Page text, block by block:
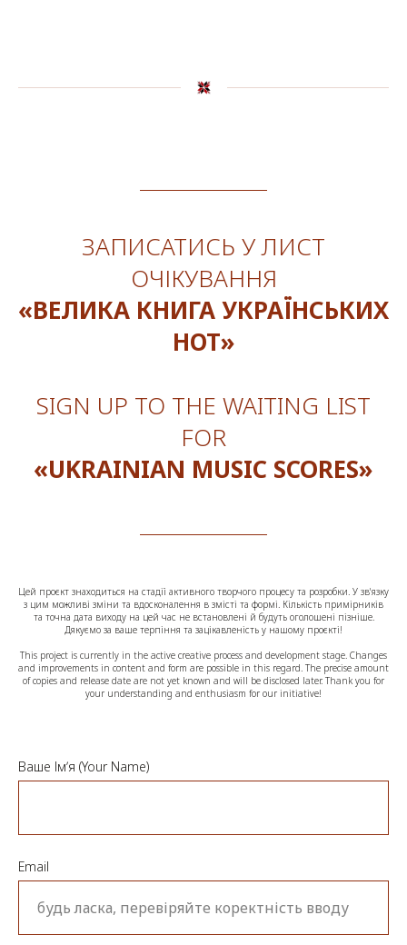
ЗАПИСАТИСЬ У ЛИСТ
ОЧІКУВАННЯ
«ВЕЛИКА КНИГА УКРАЇНСЬКИХ
НОТ»
SIGN UP TO THE WAITING LIST
FOR
«UKRAINIAN MUSIC SCORES»
Цей проєкт знаходиться на стадії активного творчого процесу та розробки. У зв'язку
з цим можливі зміни та вдосконалення в змісті та формі. Кількість примірників
та точна дата виходу на цей час не встановлені й будуть оголошені пізніше.
Дякуємо за ваше терпіння та зацікавленість у нашому проєкті!
This project is currently in the active creative process and development stage. Changes
and improvements in content and form are possible in this regard. The precise amount
of copies and release date are not yet known and will be disclosed later. Thank you for
your understanding and enthusiasm for our initiative!
Ваше Імʼя (Your Name)
Email